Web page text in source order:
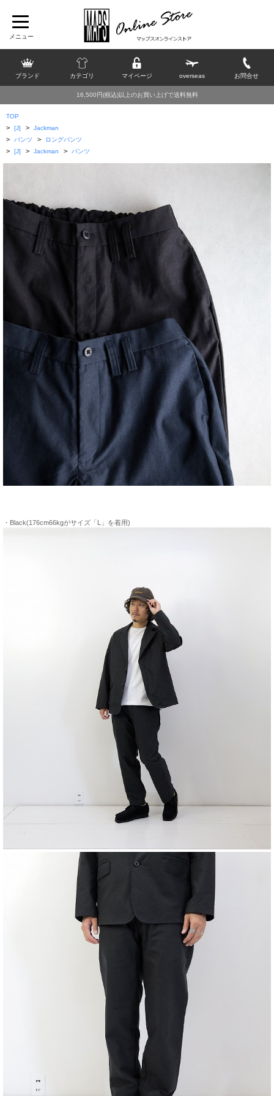
ブランド カテゴリ マイページ overseas お問合せ
16,500円(税込)以上のお買い上げで送料無料
TOP
> [J] > Jackman
> パンツ > ロングパンツ
> [J] > Jackman > パンツ
・Black(176cm66kgがサイズ「L」を着用)